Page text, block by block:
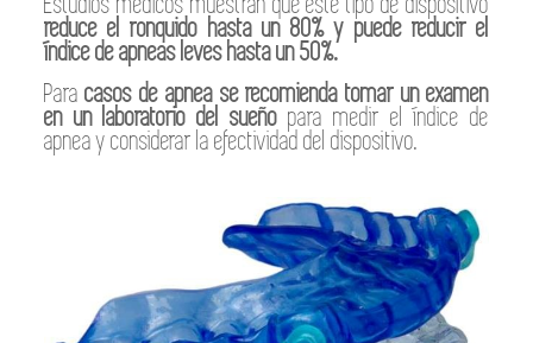
Estudios médicos muestran que este tipo de dispositivo
reduce el ronquido hasta un 80% y puede reducir el
índice de apneas leves hasta un 50%.
Paracasos de apnea se recomienda tomar un examen
en un laboratorio del sueño para medir el índice de
apnea y considerar la efectividad del dispositivo.